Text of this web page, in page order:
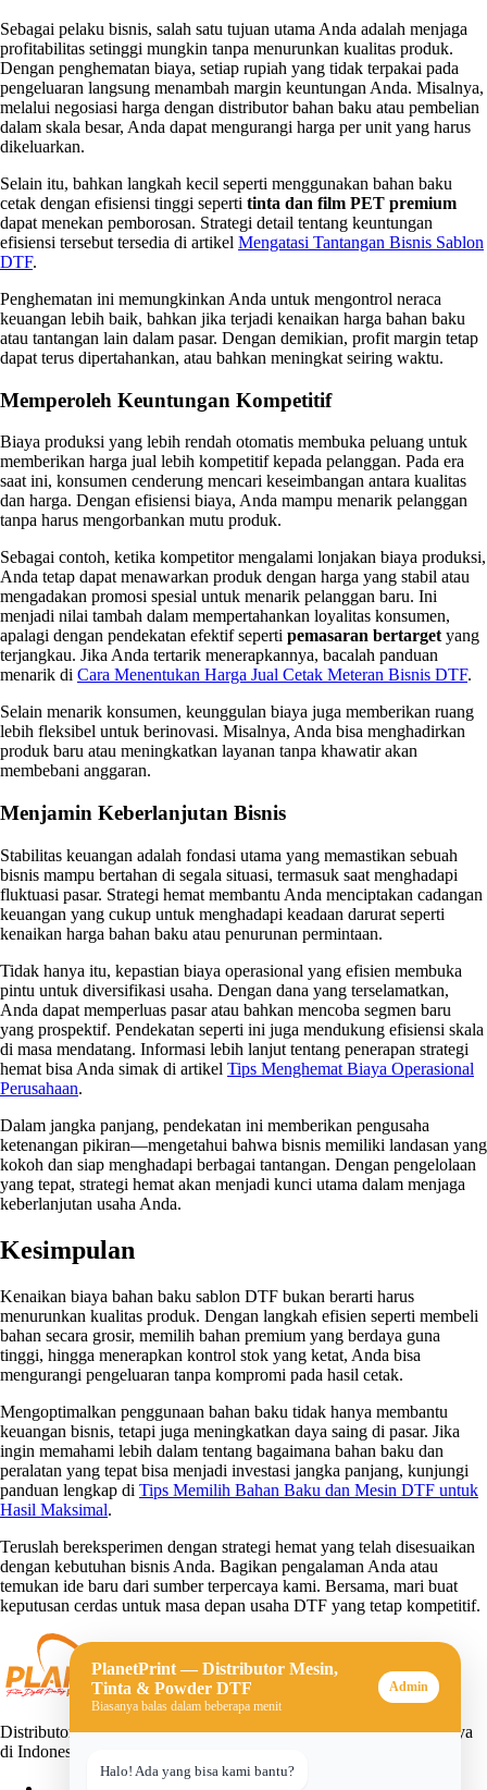
Sebagai pelaku bisnis, salah satu tujuan utama Anda adalah menjaga
profitabilitas setinggi mungkin tanpa menurunkan kualitas produk.
Dengan penghematan biaya, setiap rupiah yang tidak terpakai pada
pengeluaran langsung menambah margin keuntungan Anda. Misalnya,
melalui negosiasi harga dengan distributor bahan baku atau pembelian
dalam skala besar, Anda dapat mengurangi harga per unit yang harus
dikeluarkan.
Selain itu, bahkan langkah kecil seperti menggunakan bahan baku
cetak dengan efisiensi tinggi seperti tinta dan film PET premium
dapat menekan pemborosan. Strategi detail tentang keuntungan
efisiensi tersebut tersedia di artikel Mengatasi Tantangan Bisnis Sablon
DTF.
Penghematan ini memungkinkan Anda untuk mengontrol neraca
keuangan lebih baik, bahkan jika terjadi kenaikan harga bahan baku
atau tantangan lain dalam pasar. Dengan demikian, profit margin tetap
dapat terus dipertahankan, atau bahkan meningkat seiring waktu.
Memperoleh Keuntungan Kompetitif
Biaya produksi yang lebih rendah otomatis membuka peluang untuk
memberikan harga jual lebih kompetitif kepada pelanggan. Pada era
saat ini, konsumen cenderung mencari keseimbangan antara kualitas
dan harga. Dengan efisiensi biaya, Anda mampu menarik pelanggan
tanpa harus mengorbankan mutu produk.
Sebagai contoh, ketika kompetitor mengalami lonjakan biaya produksi,
Anda tetap dapat menawarkan produk dengan harga yang stabil atau
mengadakan promosi spesial untuk menarik pelanggan baru. Ini
menjadi nilai tambah dalam mempertahankan loyalitas konsumen,
apalagi dengan pendekatan efektif seperti pemasaran bertarget yang
terjangkau. Jika Anda tertarik menerapkannya, bacalah panduan
menarik di Cara Menentukan Harga Jual Cetak Meteran Bisnis DTF.
Selain menarik konsumen, keunggulan biaya juga memberikan ruang
lebih fleksibel untuk berinovasi. Misalnya, Anda bisa menghadirkan
produk baru atau meningkatkan layanan tanpa khawatir akan
membebani anggaran.
Menjamin Keberlanjutan Bisnis
Stabilitas keuangan adalah fondasi utama yang memastikan sebuah
bisnis mampu bertahan di segala situasi, termasuk saat menghadapi
fluktuasi pasar. Strategi hemat membantu Anda menciptakan cadangan
keuangan yang cukup untuk menghadapi keadaan darurat seperti
kenaikan harga bahan baku atau penurunan permintaan.
Tidak hanya itu, kepastian biaya operasional yang efisien membuka
pintu untuk diversifikasi usaha. Dengan dana yang terselamatkan,
Anda dapat memperluas pasar atau bahkan mencoba segmen baru
yang prospektif. Pendekatan seperti ini juga mendukung efisiensi skala
di masa mendatang. Informasi lebih lanjut tentang penerapan strategi
hemat bisa Anda simak di artikel Tips Menghemat Biaya Operasional
Perusahaan.
Dalam jangka panjang, pendekatan ini memberikan pengusaha
ketenangan pikiran—mengetahui bahwa bisnis memiliki landasan yang
kokoh dan siap menghadapi berbagai tantangan. Dengan pengelolaan
yang tepat, strategi hemat akan menjadi kunci utama dalam menjaga
keberlanjutan usaha Anda.
Kesimpulan
Kenaikan biaya bahan baku sablon DTF bukan berarti harus
menurunkan kualitas produk. Dengan langkah efisien seperti membeli
bahan secara grosir, memilih bahan premium yang berdaya guna
tinggi, hingga menerapkan kontrol stok yang ketat, Anda bisa
mengurangi pengeluaran tanpa kompromi pada hasil cetak.
Mengoptimalkan penggunaan bahan baku tidak hanya membantu
keuangan bisnis, tetapi juga meningkatkan daya saing di pasar. Jika
ingin memahami lebih dalam tentang bagaimana bahan baku dan
peralatan yang tepat bisa menjadi investasi jangka panjang, kunjungi
panduan lengkap di Tips Memilih Bahan Baku dan Mesin DTF untuk
Hasil Maksimal.
Teruslah bereksperimen dengan strategi hemat yang telah disesuaikan
dengan kebutuhan bisnis Anda. Bagikan pengalaman Anda atau
temukan ide baru dari sumber terpercaya kami. Bersama, mari buat
keputusan cerdas untuk masa depan usaha DTF yang tetap kompetitif.
Distributor mesin, tinta, dan powder DTF (Direct-to-Film) terpercaya
di Indonesia. Solusi lengkap untuk usaha sablon digital Anda.
PlanetPrint — Distributor Mesin,
Tinta & Powder DTF
Biasanya balas dalam beberapa menit
Admin
Halo! Ada yang bisa kami bantu?